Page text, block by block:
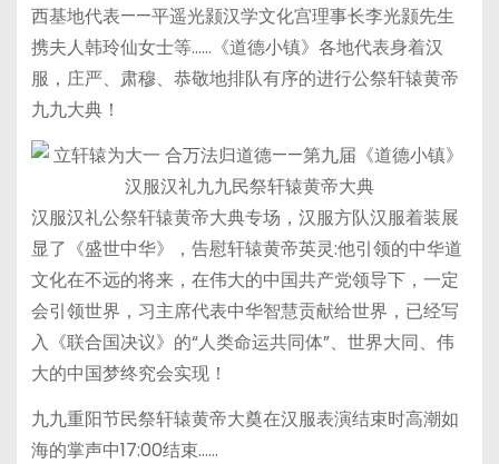
西基地代表——平遥光颢汉学文化宫理事长李光颢先生
携夫人韩玲仙女士等……《道德小镇》各地代表身着汉
服，庄严、肃穆、恭敬地排队有序的进行公祭轩辕黄帝
九九大典！
汉服汉礼公祭轩辕黄帝大典专场，汉服方队汉服着装展
显了《盛世中华》，告慰轩辕黄帝英灵:他引领的中华道
文化在不远的将来，在伟大的中国共产党领导下，一定
会引领世界，习主席代表中华智慧贡献给世界，已经写
入《联合国决议》的“人类命运共同体”、世界大同、伟
大的中国梦终究会实现！
九九重阳节民祭轩辕黄帝大奠在汉服表演结束时高潮如
海的掌声中17:00结束……